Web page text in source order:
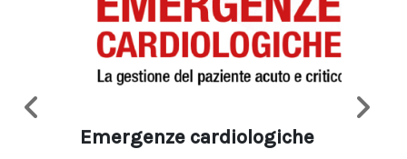
Emergenze cardiologiche